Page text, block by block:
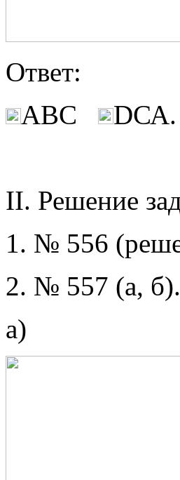
Ответ:
АВС
DСА.
II. Решение
1. № 556
2. № 557 (а, б).
а)